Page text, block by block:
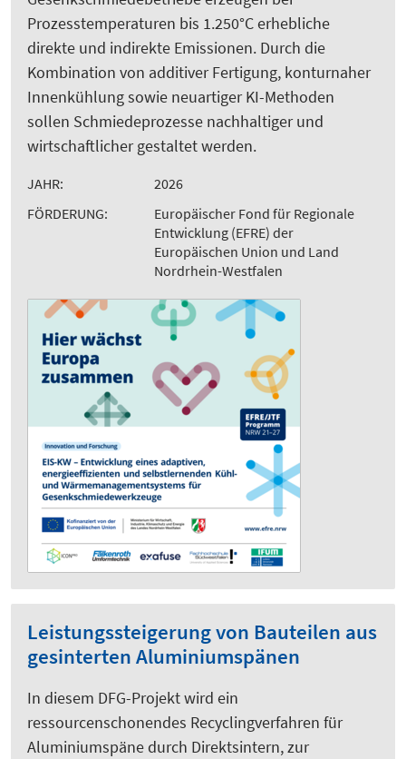
Prozesstemperaturen bis 1.250°C erhebliche
direkte und indirekte Emissionen. Durch die
Kombination von additiver Fertigung, konturnaher
Innenkühlung sowie neuartiger KI-Methoden
sollen Schmiedeprozesse nachhaltiger und
wirtschaftlicher gestaltet werden.
JAHR:
2026
FÖRDERUNG:
Europäischer Fond für Regionale
Entwicklung (EFRE) der
Europäischen Union und Land
Nordrhein-Westfalen
Leistungssteigerung von Bauteilen aus
gesinterten Aluminiumspänen
In diesem DFG-Projekt wird ein
ressourcenschonendes Recyclingverfahren für
Aluminiumspäne durch Direktsintern, zur